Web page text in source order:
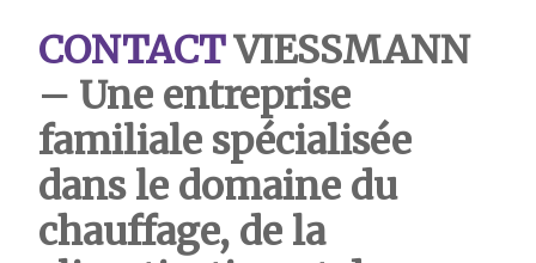
CONTACTVIESSMANN
– Une entreprise
familiale spécialisée
dans le domaine du
chauffage, de la